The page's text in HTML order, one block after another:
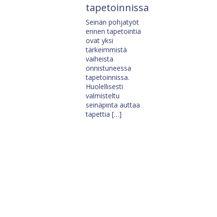
tapetoinnissa
Seinän pohjatyöt
ennen tapetointia
ovat yksi
tärkeimmistä
vaiheista
onnistuneessa
tapetoinnissa.
Huolellisesti
valmisteltu
seinäpinta auttaa
tapettia […]